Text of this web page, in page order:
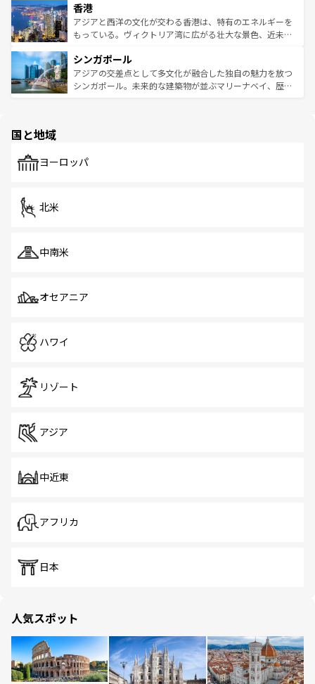
とつ。フォーやバインミー、ベトナムコーヒーなどは、ぜ
ひ現地で味わいたい。どの地域を訪れてもあたたかい人々
が旅行者を迎えてくれるので、きっと忘れられない旅にな
参照してほしい。
の活気が交差している。北部ではチェンマイなどの山岳地
帯で自然と触れ合い、南部ではプーケットやクラビの美し
いビーチでリゾート気分を楽しむことができる。タイ料理
激する。気候は一年中温暖で、どの季節にも異なる楽しみ
が待っている。親しみやすいタイの人々、仏教を中心とし
た文化、そして多様な観光資源が、訪れる旅人を魅了し続
香港
アジアと西洋の文化が交わる香港は、特有のエネルギーを
もっている。ヴィクトリア湾に広がる壮大な景色、近未来
み、どこを訪れても感動するはず。観光スポットが密集し
ており、効率よく見どころを回れるのも魅力。息をのむよ
うな絶景から文化的な体験まで、香港を存分に楽しみ尽く
シンガポール
アジアの交差点として多文化が融合した独自の魅力を放つ
シンガポール。未来的な建築物が並ぶマリーナベイ、歴史
で、ホーカーズは地元の風情を楽しめる外せないスポット
国と地域
ヨーロッパ
北米
中南米
オセアニア
ハワイ
リゾート
アジア
中近東
アフリカ
日本
人気スポット